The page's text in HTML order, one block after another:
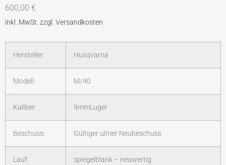
600,00 €
Hersteller: Husqvarna
Modell: M/40
Kaliber: 9mmLuger
Beschuss: Gültiger ulmer Neubeschuss
Lauf:
spiegelblank – neuwertig